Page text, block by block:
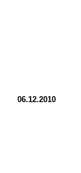
06.12.2010